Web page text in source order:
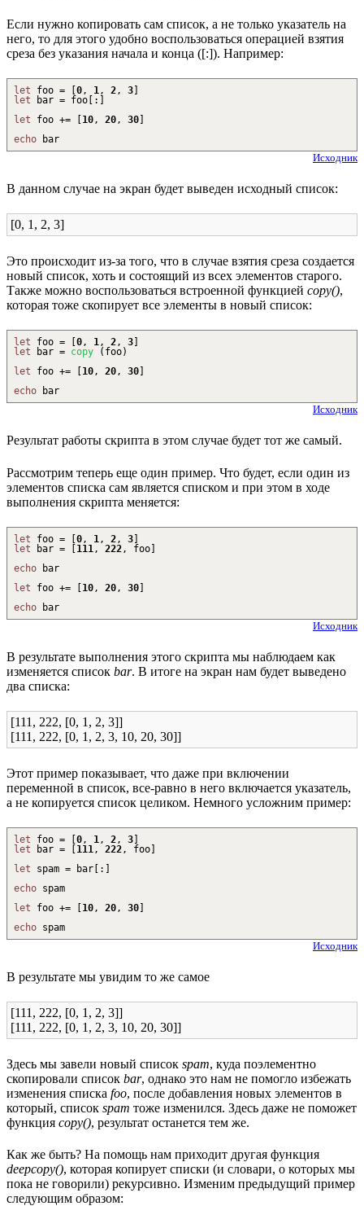
Если нужно копировать сам список, а не только указатель на
него, то для этого удобно воспользоваться операцией взятия
среза без указания начала и конца ([:]). Например:
let foo = 0, 1, 2, 3
let bar = foo :
let foo += 10, 20, 30
echo bar
Исходник
В данном случае на экран будет выведен исходный список:
[0, 1, 2, 3]
Это происходит из-за того, что в случае взятия среза создается
новый список, хоть и состоящий из всех элементов старого.
Также можно воспользоваться встроенной функцией copy(),
которая тоже скопирует все элементы в новый список:
let foo = 0, 1, 2, 3
let bar = copy ( foo)
let foo += 10, 20, 30
echo bar
Исходник
Результат работы скрипта в этом случае будет тот же самый.
Рассмотрим теперь еще один пример. Что будет, если один из
элементов списка сам является списком и при этом в ходе
выполнения скрипта меняется:
let foo = [0, 1, 2, 3]
let bar = [111, 222, foo]
echo bar
let foo += [10, 20, 30]
echo bar
Исходник
В результате выполнения этого скрипта мы наблюдаем как
изменяется список bar. В итоге на экран нам будет выведено
два списка:
[111, 222, [0, 1, 2, 3]]
[111, 222, [0, 1, 2, 3, 10, 20, 30]]
Этот пример показывает, что даже при включении
переменной в список, все-равно в него включается указатель,
а не копируется список целиком. Немного усложним пример:
let foo = [0, 1, 2, 3]
let bar = [111, 222, foo]
let spam = bar [ : ]
echo spam
let foo += [10, 20, 30]
echo spam
Исходник
В результате мы увидим то же самое
[111, 222, [0, 1, 2, 3]]
[111, 222, [0, 1, 2, 3, 10, 20, 30]]
Здесь мы завели новый список spam, куда поэлементно
скопировали список bar, однако это нам не помогло избежать
изменения списка foo, после добавления новых элементов в
который, список spam тоже изменился. Здесь даже не поможет
функция copy(), результат останется тем же.
Как же быть? На помощь нам приходит другая функция
deepcopy(), которая копирует списки (и словари, о которых мы
пока не говорили) рекурсивно. Изменим предыдущий пример
следующим образом: